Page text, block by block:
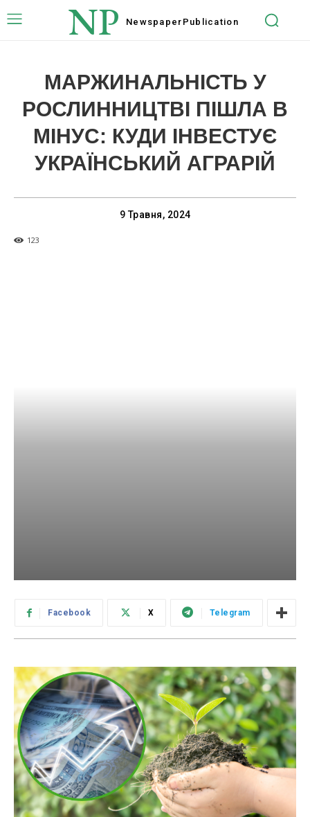
NP Newspaper Publication
МАРЖИНАЛЬНІСТЬ У
РОСЛИННИЦТВІ ПІШЛА В
МІНУС: КУДИ ІНВЕСТУЄ
УКРАЇНСЬКИЙ АГРАРІЙ
9 Травня, 2024
123
Facebook X Telegram